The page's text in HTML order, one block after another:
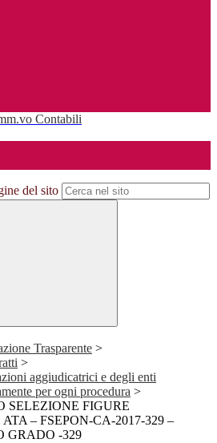
Contabili
del sito
Trasparente >
>
aggiudicatrici e degli enti
per ogni procedura >
SELEZIONE FIGURE
– FSEPON-CA-2017-329 –
GRADO -329